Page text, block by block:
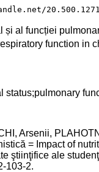
și al funcției
function in
status;pulmonary
Arsenii,
= Impact of
ştiinţifice ale
103-2.